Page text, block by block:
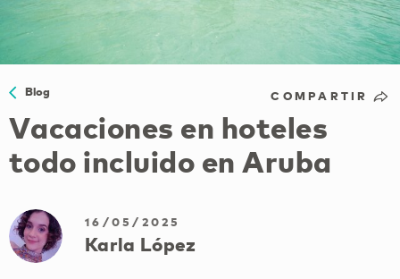
Blog COMPARTIR
Vacaciones en hoteles
todo incluido en Aruba
16/05/2025
Karla López